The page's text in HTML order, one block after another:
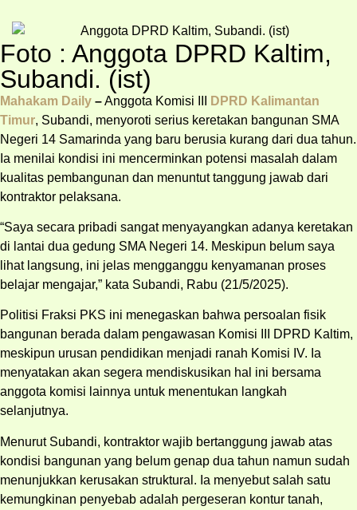
Foto : Anggota DPRD Kaltim,
Subandi. (ist)
Mahakam Daily –Anggota Komisi III
DPRD Kalimantan
Timur, Subandi, menyoroti serius keretakan bangunan SMA
Negeri 14 Samarinda yang baru berusia kurang dari dua tahun.
Ia menilai kondisi ini mencerminkan potensi masalah dalam
kualitas pembangunan dan menuntut tanggung jawab dari
kontraktor pelaksana.
“Saya secara pribadi sangat menyayangkan adanya keretakan
di lantai dua gedung SMA Negeri 14. Meskipun belum saya
lihat langsung, ini jelas mengganggu kenyamanan proses
belajar mengajar,” kata Subandi, Rabu (21/5/2025).
Politisi Fraksi PKS ini menegaskan bahwa persoalan fisik
bangunan berada dalam pengawasan Komisi III DPRD Kaltim,
meskipun urusan pendidikan menjadi ranah Komisi IV. Ia
menyatakan akan segera mendiskusikan hal ini bersama
anggota komisi lainnya untuk menentukan langkah
selanjutnya.
Menurut Subandi, kontraktor wajib bertanggung jawab atas
kondisi bangunan yang belum genap dua tahun namun sudah
menunjukkan kerusakan struktural. Ia menyebut salah satu
kemungkinan penyebab adalah pergeseran kontur tanah,